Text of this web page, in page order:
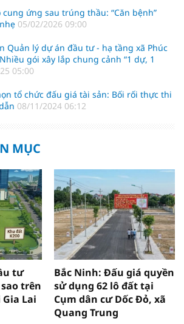
ứng sau trúng thầu: “Căn bệnh”
05/02/2026 09:00
Quản lý dự án đầu tư - hạ tầng xã Phúc
gói xây lắp chung cảnh “1 dự, 1
05:00
tổ chức đấu giá tài sản: Bối rối thực thi
08/11/2024 06:12
MỤC
tư
trên
Lai
Bắc Ninh: Đấu giá quyền
sử dụng 62 lô đất tại
Cụm dân cư Dốc Đỏ, xã
Quang Trung